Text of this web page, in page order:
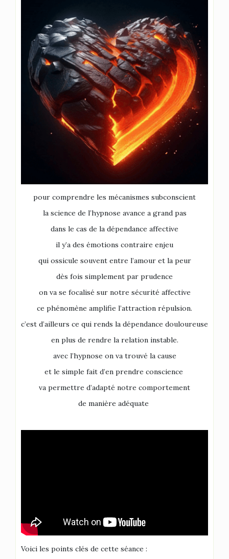
pour comprendre les mécanismes subconscient
la science de l’hypnose avance a grand pas
dans le cas de la dépendance affective
il y’a des émotions contraire enjeu
qui ossicule souvent entre l’amour et la peur
dès fois simplement par prudence
on va se focalisé sur notre sécurité affective
ce phénomène amplifie l’attraction répulsion.
c’est d’ailleurs ce qui rends la dépendance douloureuse
en plus de rendre la relation instable.
avec l’hypnose on va trouvé la cause
et le simple fait d’en prendre conscience
va permettre d’adapté notre comportement
de manière adéquate
Voici les points clés de cette séance :